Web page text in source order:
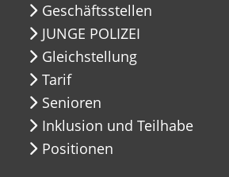
Geschäftsstellen
JUNGE POLIZEI
Gleichstellung
Tarif
Senioren
Inklusion und Teilhabe
Positionen